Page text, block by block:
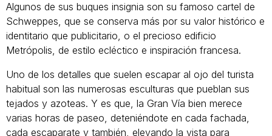
Algunos de sus buques insignia son su famoso cartel de
Schweppes, que se conserva más por su valor histórico e
identitario que publicitario, o el precioso edificio
Metrópolis, de estilo ecléctico e inspiración francesa.
Uno de los detalles que suelen escapar al ojo del turista
habitual son las numerosas esculturas que pueblan sus
tejados y azoteas. Y es que, la Gran Vía bien merece
varias horas de paseo, deteniéndote en cada fachada,
cada escaparate y también, elevando la vista para